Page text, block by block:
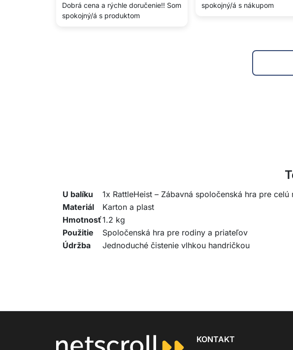
spokojný/á s nákupom
Dobrá cena a rýchle doručenie!! Som
spokojný/á s produktom
U balíku
1x RattleHeist – Zábavná spoločenská hra pre celú
Materiál
Karton a plast
Hmotnosť1.2 kg
Použitie
Spoločenská hra pre rodiny a priateľov
Údržba
Jednoduché čistenie vlhkou handričkou
KONTAKT